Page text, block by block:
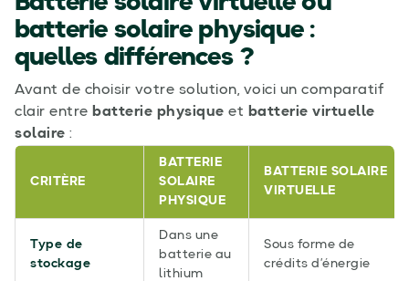
batterie solaire physique :
quelles différences ?
Avant de choisir votre solution, voici un comparatif
clair entre batterie physique et batterie virtuelle
solaire :
CRITÈRE
BATTERIE
SOLAIRE
PHYSIQUE
BATTERIE SOLAIRE
VIRTUELLE
Type de
stockage
Dans une
batterie au
lithium
Sous forme de
crédits d’énergie